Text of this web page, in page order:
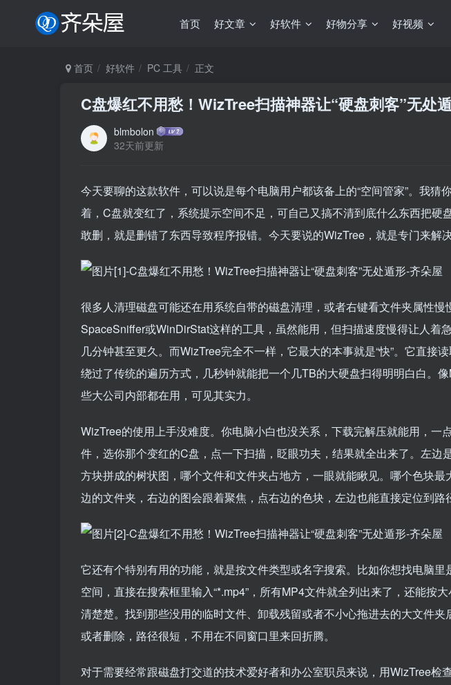
首页 好文章 好软件 好物分享 好视频
首页 好软件 PC 工具 正文
C盘爆红不用愁！WizTree扫描神器让“硬盘刺客”无处
blmbolon
32天前更新
今天要聊的这款软件，可以说是每个电脑用户都该备上的“空间管家”。我猜
着，C盘就变红了，系统提示空间不足，可自己又搞不清到底什么东西把硬
敢删，就是删错了东西导致程序报错。今天要说的WizTree，就是专门来解决
很多人清理磁盘可能还在用系统自带的磁盘清理，或者右键看文件夹属性
SpaceSniffer或WinDirStat这样的工具，虽然能用，但扫描速度慢得让人着
几分钟甚至更久。而WizTree完全不一样，它最大的本事就是“快”。它直接
绕过了传统的遍历方式，几秒钟就能把一个几TB的大硬盘扫得明明白白。
些大公司内部都在用，可见其实力。
WizTree的使用上手没难度。你电脑小白也没关系，下载完解压就能用，一
件，选你那个变红的C盘，点一下扫描，眨眼功夫，结果就全出来了。左边
方块拼成的树状图，哪个文件和文件夹占地方，一眼就能瞅见。哪个色块最
边的文件夹，右边的图会跟着聚焦，点右边的色块，左边也能直接定位到路
它还有个特别有用的功能，就是按文件类型或名字搜索。比如你想找电脑
空间，直接在搜索框里输入“*.mp4”，所有MP4文件就全列出来了，还能按
清楚楚。找到那些没用的临时文件、卸载残留或者不小心拖进去的大文件
或者删除，路径很短，不用在不同窗口里来回折腾。
对于需要经常跟磁盘打交道的技术爱好者和办公室职员来说，用WizTree检